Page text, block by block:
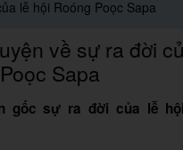
lễ hội Roóng Poọc Sapa
về sự ra đời
Sapa
gốc sự ra đời của lễ